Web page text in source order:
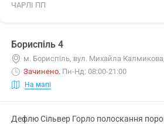
ЧАРЛІ ПП
Бориспіль 4
м. Бориспіль, вул. Михайла
Зачинено. Пн-Нд: 08:00-21:00
На мапі
Дефлю Сільвер Горло полоскання